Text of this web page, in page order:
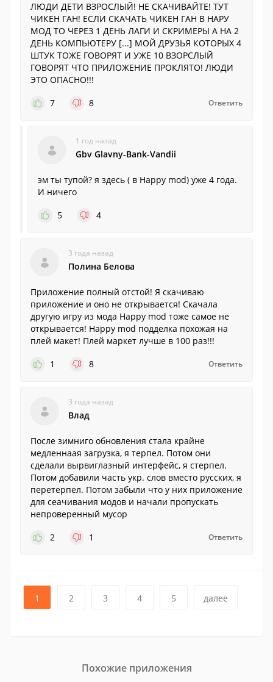
ЛЮДИ ДЕТИ ВЗРОСЛЫЙ! НЕ СКАЧИВАЙТЕ! ТУТ
ЧИКЕН ГАН! ЕСЛИ СКАЧАТЬ ЧИКЕН ГАН В НАРУ
МОД ТО ЧЕРЕЗ 1 ДЕНЬ ЛАГИ И СКРИМЕРЫ А НА 2
ДЕНЬ КОМПЬЮТЕРУ [...] МОЙ ДРУЗЬЯ КОТОРЫХ 4
ШТУК ТОЖЕ ГОВОРЯТ И УЖЕ 10 ВЗОРСЛЫЙ
ГОВОРЯТ ЧТО ПРИЛОЖЕНИЕ ПРОКЛЯТО! ЛЮДИ
ЭТО ОПАСНО!!!
7
8 Ответить
1 год назад
Gbv Glavny-Bank-Vandii
эм ты тупой? я здесь ( в Happy mod) уже 4 года.
И ничего
5
4
3 года назад
Полина Белова
Приложение полный отстой! Я скачиваю
приложение и оно не открывается! Скачала
другую игру из мода Happy mod тоже самое не
открывается! Happy mod подделка похожая на
плей макет! Плей маркет лучше в 100 раз!!!
1
8 Ответить
3 года назад
Влад
После зимниго обновления стала крайне
медленнаая загрузка, я терпел. Потом они
сделали вырвиглазный интерфейс, я стерпел.
Потом добавили часть укр. слов вместо русских, я
перетерпел. Потом забыли что у них приложение
для сеачивания модов и начали пропускать
непроверенный мусор
2
1 Ответить
1 2 3 4 5 далее
Похожие приложения